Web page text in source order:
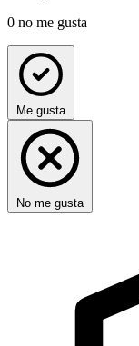
0 no me gusta
Me gusta
No me gusta